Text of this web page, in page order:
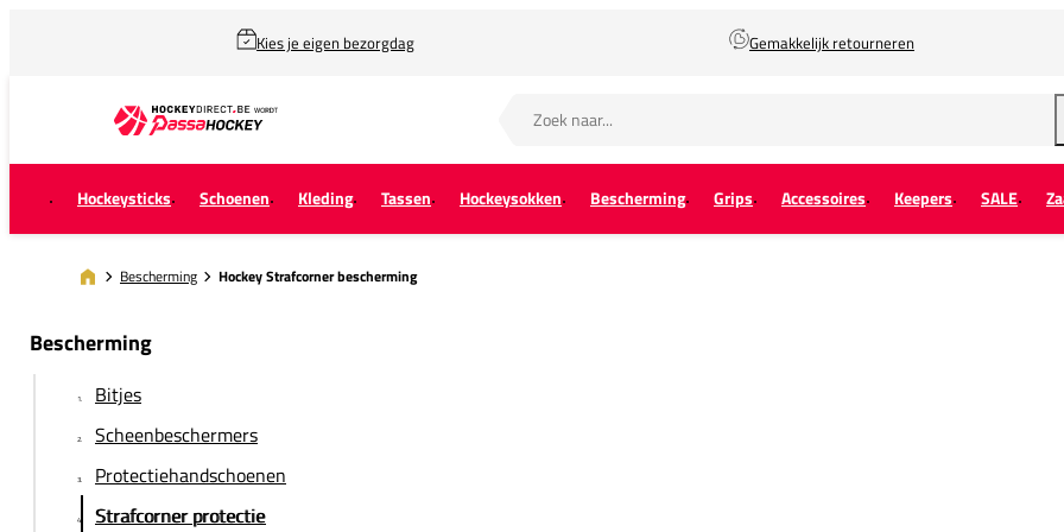
Kies je eigen bezorgdag Gemakkelijk retourneren
Hockeysticks Schoenen Kleding Tassen Hockeysokken Bescherming Grips Accessoires Keepers SALE
Bescherming Hockey Strafcorner bescherming
Bescherming
Bitjes
Scheenbeschermers
Protectiehandschoenen
Strafcorner protectie